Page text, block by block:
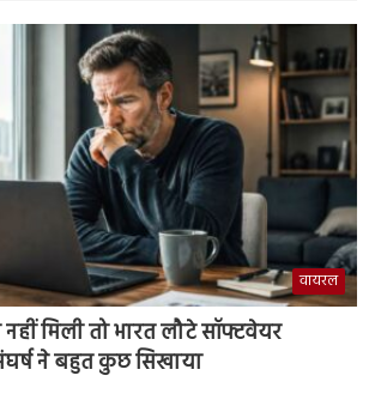
वायरल
मिली तो भारत लौटे सॉफ्टवेयर
ने बहुत कुछ सिखाया